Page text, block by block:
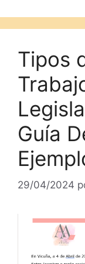
Tipos
Guía
29/04/2024